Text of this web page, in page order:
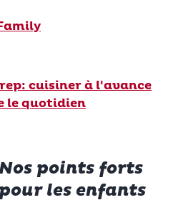
cuisiner à l'avance
le quotidien
Nos points forts
pour les enfants